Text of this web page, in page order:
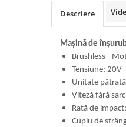
Descriere
Mașină de
Brushless -
Tensiune: 20V
Unitate
Viteză fără
Rată de
Cuplu de